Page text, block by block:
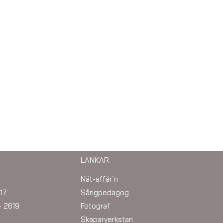
2619
LÄNKAR
Nät-affär´n
Sångpedagog
Fotograf
Skaparverkstan